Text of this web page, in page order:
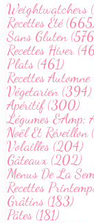
Weightwatchers
Recettes Été
Sans Gluten
Recettes Hiver
Plats (461)
Recettes
Végetarien (394)
Apéritif (300)
Légumes &Amp;
Noël Et Réveillon
Volailles (204)
Gâteaux (202)
Menus De La
Recettes
Grâtins (183)
Pâtes (181)